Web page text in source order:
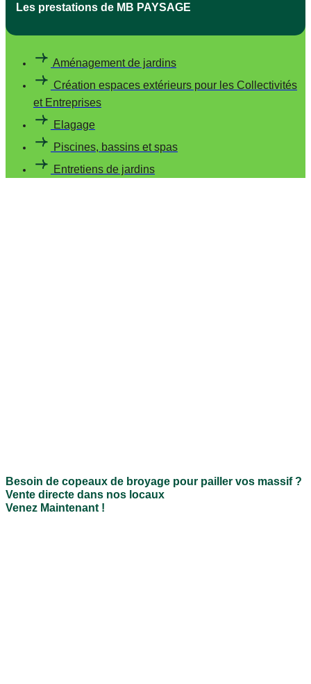
Les prestations de MB PAYSAGE
Aménagement de jardins
Création espaces extérieurs pour les Collectivités
et Entreprises
Elagage
Piscines, bassins et spas
Entretiens de jardins
Besoin de copeaux de broyage pour pailler vos massif ?
Vente directe dans nos locaux
Venez Maintenant !